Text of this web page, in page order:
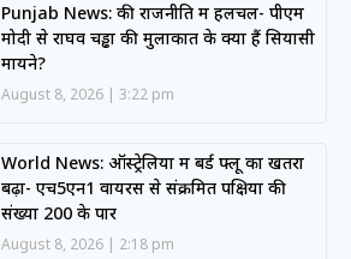
Punjab News: की राजनीति में हलचल- पीएम
मोदी से राघव चड्ढा की मुलाकात के क्या हैं सियासी
मायने?
August 8, 2026 3:22 pm
World News: ऑस्ट्रेलिया में बर्ड फ्लू का खतरा
बढ़ा- एच5एन1 वायरस से संक्रमित पक्षियों की
संख्या 200 के पार
August 8, 2026 2:18 pm